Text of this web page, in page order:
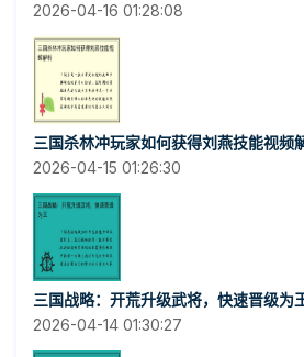
2026-04-16 01:28:08
三国杀林冲玩家如何获得刘燕技能视频
2026-04-15 01:26:30
三国战略：开荒升级武将，快速晋级为
2026-04-14 01:30:27